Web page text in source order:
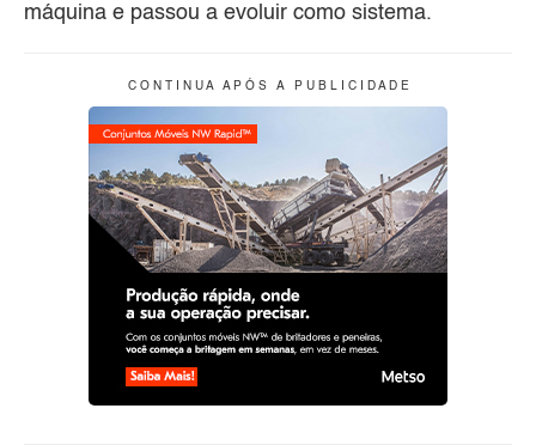
máquina e passou a evoluir como sistema.
C O N T I N U A A P Ó S A P U B L I C I D A D E